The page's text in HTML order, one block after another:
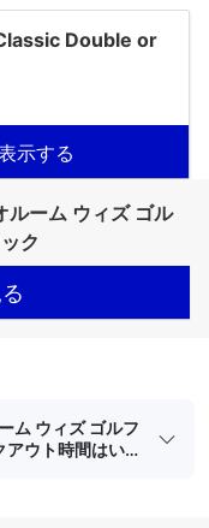
Double or
示する
ルーム ウィズ ゴル
ク
ム ウィズ ゴルフ
アウト時間はい